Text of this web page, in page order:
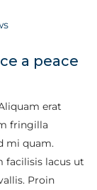
a peace
erat
fringilla
mi quam.
facilisis lacus ut
Proin